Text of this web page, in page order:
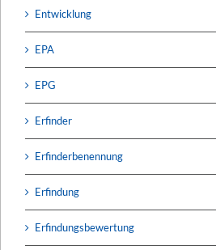
Entwicklung
EPA
EPG
Erfinder
Erfinderbenennung
Erfindung
Erfindungsbewertung